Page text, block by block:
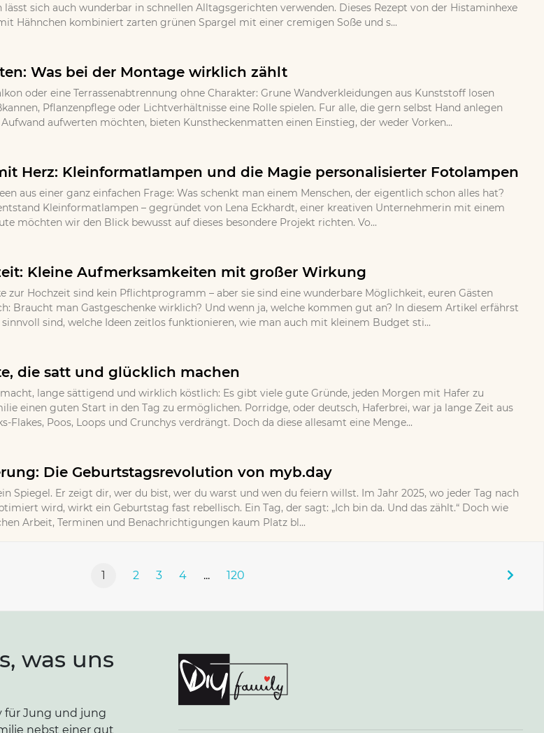
sich auch wunderbar in schnellen Alltagsgerichten verwenden. Dieses Rezept von der Histaminhexe
Hähnchen kombiniert zarten grünen Spargel mit einer cremigen Soße und s...
Was bei der Montage wirklich zählt
oder eine Terrassenabtrennung ohne Charakter: Grune Wandverkleidungen aus Kunststoff losen
Pflanzenpflege oder Lichtverhältnisse eine Rolle spielen. Fur alle, die gern selbst Hand anlegen
aufwerten möchten, bieten Kunstheckenmatten einen Einstieg, der weder Vorken...
Herz: Kleinformatlampen und die Magie personalisierter Fotolampen
aus einer ganz einfachen Frage: Was schenkt man einem Menschen, der eigentlich schon alles hat?
Kleinformatlampen – gegründet von Lena Eckhardt, einer kreativen Unternehmerin mit einem
möchten wir den Blick bewusst auf dieses besondere Projekt richten. Vo...
Kleine Aufmerksamkeiten mit großer Wirkung
zur Hochzeit sind kein Pflichtprogramm – aber sie sind eine wunderbare Möglichkeit, euren Gästen
Braucht man Gastgeschenke wirklich? Und wenn ja, welche kommen gut an? In diesem Artikel erfährst
sind, welche Ideen zeitlos funktionieren, wie man auch mit kleinem Budget sti...
die satt und glücklich machen
lange sättigend und wirklich köstlich: Es gibt viele gute Gründe, jeden Morgen mit Hafer zu
einen guten Start in den Tag zu ermöglichen. Porridge, oder deutsch, Haferbrei, war ja lange Zeit aus
Poos, Loops und Crunchys verdrängt. Doch da diese allesamt eine Menge...
Die Geburtstagsrevolution von myb.day
Spiegel. Er zeigt dir, wer du bist, wer du warst und wen du feiern willst. Im Jahr 2025, wo jeder Tag nach
wird, wirkt ein Geburtstag fast rebellisch. Ein Tag, der sagt: „Ich bin da. Und das zählt.“ Doch wie
Arbeit, Terminen und Benachrichtigungen kaum Platz bl...
1 2 3 4 ... 120
was uns
für Jung und jung
nebst einer gut